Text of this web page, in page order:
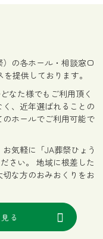
）の各ホール・相談窓口
提供しております。
なた様でもご利用頂く
、近年選ばれることの
のホールでご利用可能で
お気軽に「JA葬祭ひょう
さい。
地域に根差した
な方のおみおくりをお
る